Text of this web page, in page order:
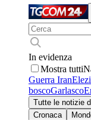
In evidenza
Mostra tutti
Guerra Iran
boscoGarlasco
Tutte le notizie
Cronaca